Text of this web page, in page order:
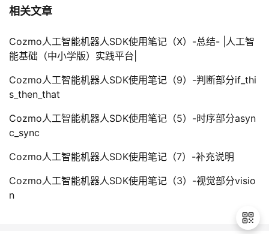
相关文章
Cozmo人工智能机器人SDK使用笔记（X）-总结- |人工智
能基础（中小学版）实践平台|
Cozmo人工智能机器人SDK使用笔记（9）-判断部分if_thi
s_then_that
Cozmo人工智能机器人SDK使用笔记（5）-时序部分asyn
c_sync
Cozmo人工智能机器人SDK使用笔记（7）-补充说明
Cozmo人工智能机器人SDK使用笔记（3）-视觉部分visio
n